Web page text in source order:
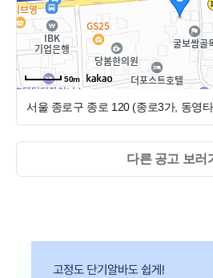
50m
서울 종로구 종로 120 (종로3가, 동영
다른 공고 보러